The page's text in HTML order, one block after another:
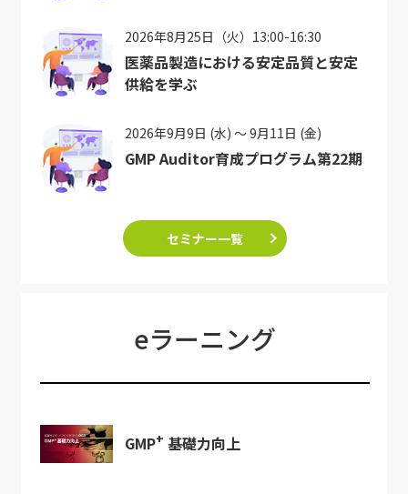
2026年8月25日（火）13:00-16:30
医薬品製造における安定品質と安定
供給を学ぶ
2026年9月9日 (水) ～ 9月11日 (金)
GMP Auditor育成プログラム第22期
セミナー一覧
eラーニング
GMP+ 基礎力向上